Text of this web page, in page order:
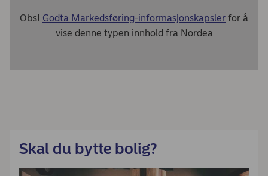
Obs! Godta Markedsføring-informasjonskapsler for å
vise denne typen innhold fra Nordea
Skal du bytte bolig?